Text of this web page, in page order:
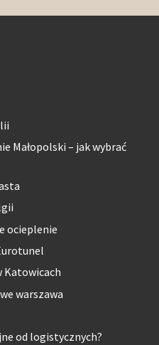
Małopolski – jak wybrać
ocieplenie
Katowicach
warszawa
od logistycznych?